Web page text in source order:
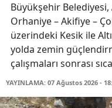
Büyükşehir Belediyesi,
Orhaniye – Akifiye –
üzerindeki Kesik ile
yolda zemin
çalışmaları sonrası
YAYINLAMA: 07 Ağustos 2026 -